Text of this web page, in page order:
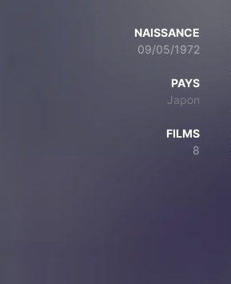
NAISSANCE
09/05/1972
PAYS
Japon
FILMS
8